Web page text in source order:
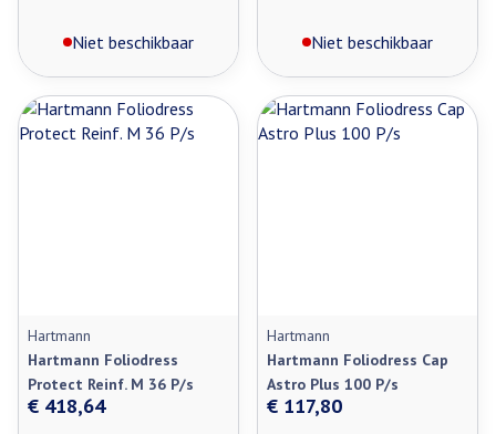
Niet beschikbaar Niet beschikbaar
Hartmann
Hartmann Foliodress
Protect Reinf. M 36 P/s
€ 418,64
Hartmann
Hartmann Foliodress Cap
Astro Plus 100 P/s
€ 117,80